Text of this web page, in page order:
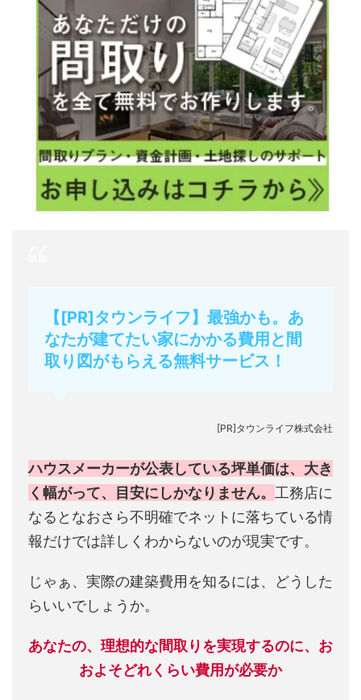
【[PR]タウンライフ】最強かも。あ
なたが建てたい家にかかる費用と間
取り図がもらえる無料サービス！
[PR]タウンライフ株式会社
ハウスメーカーが公表している坪単価は、大き
く幅がって、目安にしかなりません。 工務店に
なるとなおさら不明確でネットに落ちている情
報だけでは詳しくわからないのが現実です。
じゃぁ、実際の建築費用を知るには、どうした
らいいでしょうか。
あなたの、理想的な間取りを実現するのに、お
およそどれくらい費用が必要か